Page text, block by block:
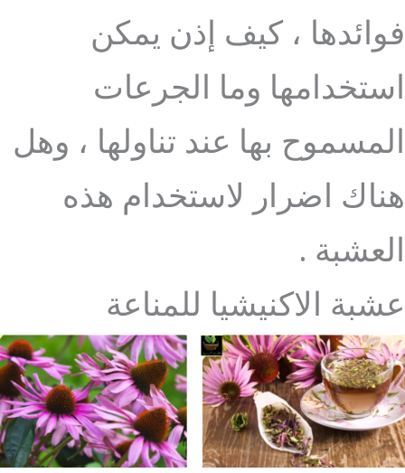
فوائدها ، كيف إذن يمكن
استخدامها وما الجرعات
المسموح بها عند تناولها ، وهل
هناك اضرار لاستخدام هذه
العشبة .
عشبة الاكنيشيا للمناعة